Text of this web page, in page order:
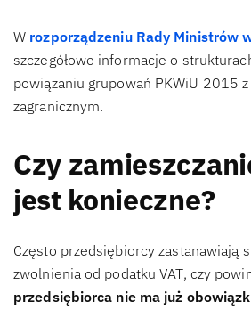
W rozporządzeniu Rady Ministrów
szczegółowe informacje o
powiązaniu grupowań PKWiU 2015
zagranicznym.
Czy
jest konieczne?
Często przedsiębiorcy zastanawiają
zwolnienia od podatku VAT, czy
przedsiębiorca nie ma już